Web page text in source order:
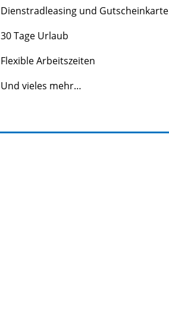
Dienstradleasing und Gutscheinkarte
30 Tage Urlaub
Flexible Arbeitszeiten
Und vieles mehr…